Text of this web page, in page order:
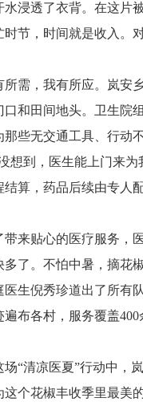
水浸透了衣背。在这片
，时间就是收入。对
，我有所应。岚安乡
口和田间地头。卫生院
那些无交通工具、行动
到，医生能上门来为
结算，药品后续由专人
贴心的医疗服务，医
多了。不怕中暑，摘花
倪秀珍道出了所有队
遍布各村，服务覆盖
清凉医夏”行动中，岚
这个花椒丰收季里最美